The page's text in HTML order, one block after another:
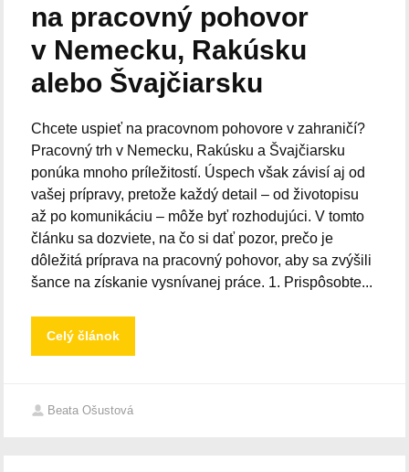
na pracovný pohovor
v Nemecku, Rakúsku
alebo Švajčiarsku
Chcete uspieť na pracovnom pohovore v zahraničí?
Pracovný trh v Nemecku, Rakúsku a Švajčiarsku
ponúka mnoho príležitostí. Úspech však závisí aj od
vašej prípravy, pretože každý detail – od životopisu
až po komunikáciu – môže byť rozhodujúci. V tomto
článku sa dozviete, na čo si dať pozor, prečo je
dôležitá príprava na pracovný pohovor, aby sa zvýšili
šance na získanie vysnívanej práce. 1. Prispôsobte...
Celý článok
Beata Ošustová